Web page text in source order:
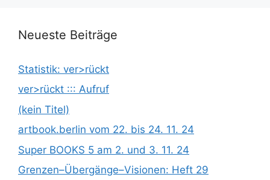
Neueste Beiträge
Statistik: ver>rückt
ver>rückt ::: Aufruf
(kein Titel)
artbook.berlin vom 22. bis 24. 11. 24
Super BOOKS 5 am 2. und 3. 11. 24
Grenzen­­­–Übergänge­­­–Visionen: Heft 29